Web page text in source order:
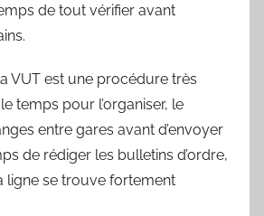
de tout vérifier avant
VUT est une procédure très
temps pour l’organiser, le
entre gares avant d’envoyer
de rédiger les bulletins d’ordre,
ligne se trouve fortement